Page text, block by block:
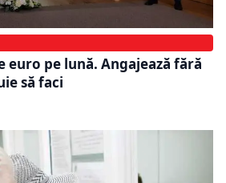
euro pe lună. Angajează fără
să faci